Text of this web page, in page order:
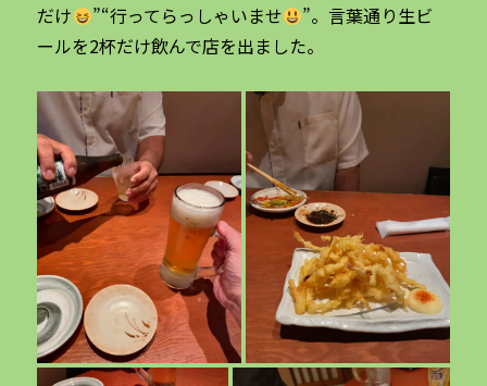
だけ
”“行ってらっしゃいませ
”。言葉通り生ビ
ールを2杯だけ飲んで店を出ました。